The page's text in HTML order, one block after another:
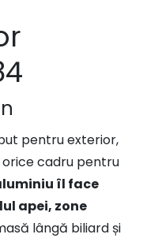
pentru exterior,
cadru pentru
îl face
apei, zone
lângă biliard și